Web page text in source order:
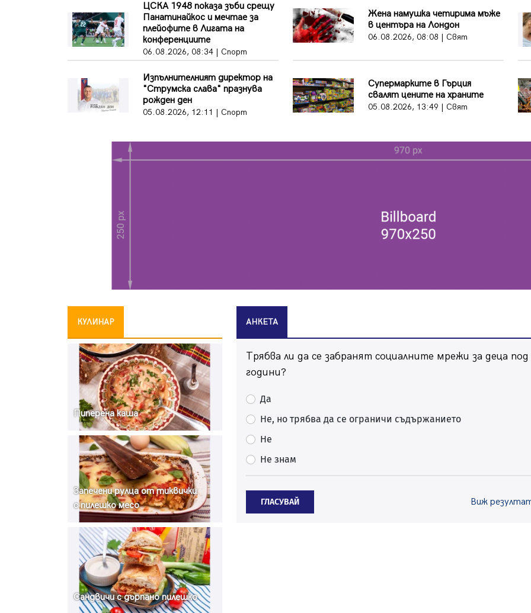
ЦСКА 1948 показа зъби срещу
Панатинайкос и мечтае за
плейофите в Лигата на
конференциите
06.08.2026, 08:34 | Спорт
Изпълнителният директор на
"Струмска слава" празнува
рожден ден
05.08.2026, 12:11 | Спорт
Жена намушка четирима мъже
в центъра на Лондон
06.08.2026, 08:08 | Свят
Супермарките в Гърция
свалят цените на храните
05.08.2026, 13:49 | Свят
КУЛИНАР
Пиперена каша
Запечени рулца от тиквички
с пилешко месо
Сандвичи с дърпано пилешко
АНКЕТА
Трябва ли да се забранят социалните мрежи за деца под
години?
Да
Не, но трябва да се ограничи съдържанието
Не
Не знам
ГЛАСУВАЙ Виж